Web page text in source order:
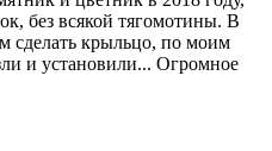
без всякой тягомотины. В
сделать крыльцо, по моим
и установили... Огромное